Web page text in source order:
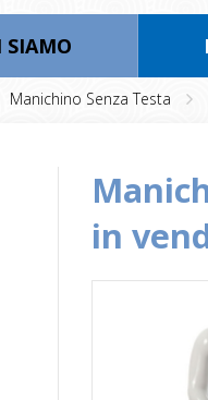
SIAMO
Manichino Senza Testa
manichino senza testa maschio bianco modelli
in